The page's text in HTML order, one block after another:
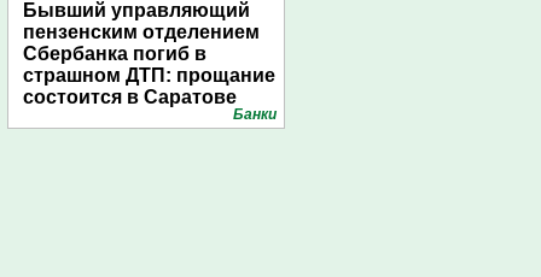
Бывший управляющий
пензенским отделением
Сбербанка погиб в
страшном ДТП: прощание
состоится в Саратове
Банки